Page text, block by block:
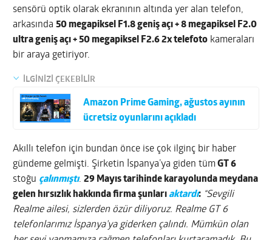
sensörü optik olarak ekranının altında yer alan telefon,
arkasında50 megapiksel F1.8 geniş açı + 8 megapiksel F2.0
ultra geniş açı + 50 megapiksel F2.6 2x telefoto kameraları
bir araya getiriyor.
İLGİNİZİ ÇEKEBİLİR
Amazon Prime Gaming, ağustos ayının
ücretsiz oyunlarını açıkladı
Akıllı telefon için bundan önce ise çok ilginç bir haber
gündeme gelmişti. Şirketin İspanya’ya giden tümGT 6
stoğu çalınmıştı.29 Mayıs tarihinde karayolunda meydana
gelen hırsızlık hakkında firma şunları aktardı: “Sevgili
Realme ailesi, sizlerden özür diliyoruz. Realme GT 6
telefonlarımız İspanya’ya giderken çalındı. Mümkün olan